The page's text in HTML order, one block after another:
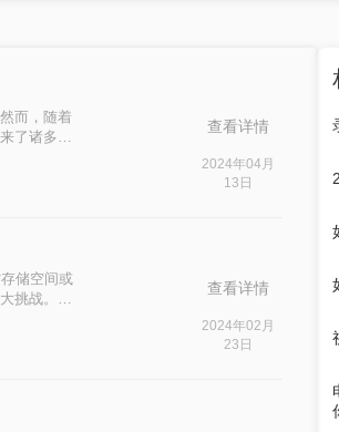
而，随着
了诸多不
家介绍两
查看详情
2024年04月
13日
储空间或
挑战。那
查看详情
2024年02月
23日